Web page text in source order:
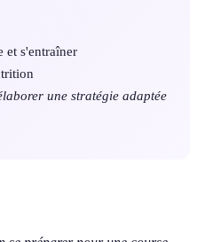
et s'entraîner
une stratégie adaptée